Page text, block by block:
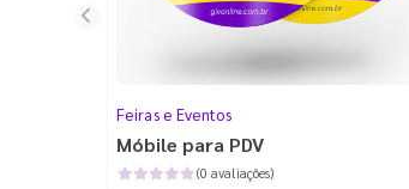
Feiras e Eventos
Móbile para PDV
(0 avaliações)